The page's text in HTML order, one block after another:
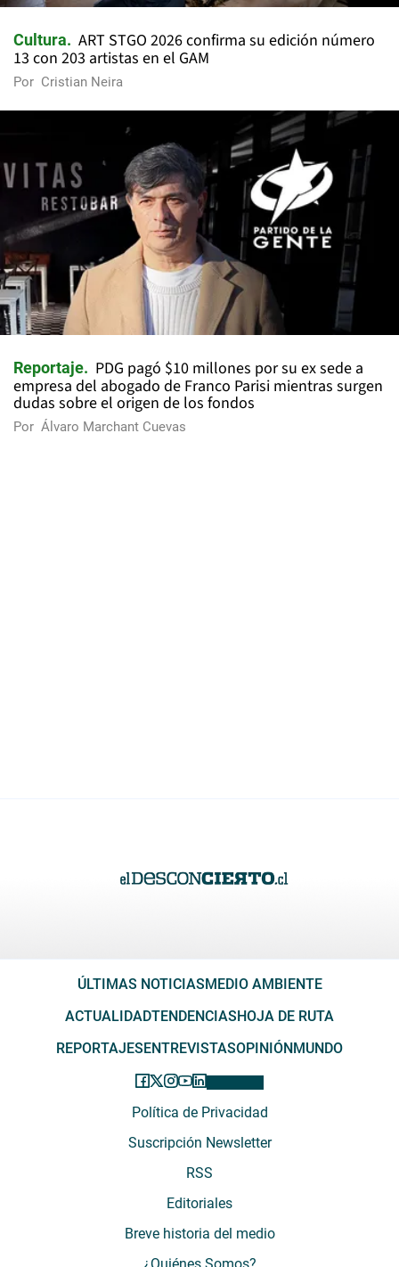
Cultura
ART STGO 2026 confirma su edición número
13 con 203 artistas en el GAM
Por Cristian Neira
Reportaje
PDG pagó $10 millones por su ex sede a
empresa del abogado de Franco Parisi mientras surgen
dudas sobre el origen de los fondos
Por Álvaro Marchant Cuevas
ÚLTIMAS NOTICIASMEDIO AMBIENTE
ACTUALIDADTENDENCIASHOJA DE RUTA
REPORTAJESENTREVISTASOPINIÓNMUNDO
Política de Privacidad
Suscripción Newsletter
RSS
Editoriales
Breve historia del medio